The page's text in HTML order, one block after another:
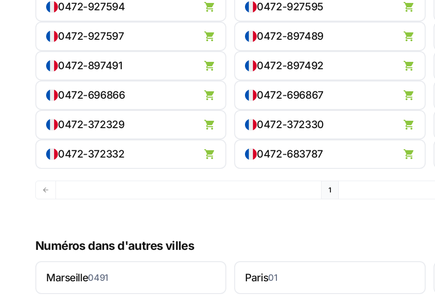
0472-927594
0472-927597
0472-897491
0472-696866
0472-372329
0472-372332
0472-927595
0472-897489
0472-897492
0472-696867
0472-372330
0472-683787
1
Numéros dans d'autres villes
Marseille0491 Paris01